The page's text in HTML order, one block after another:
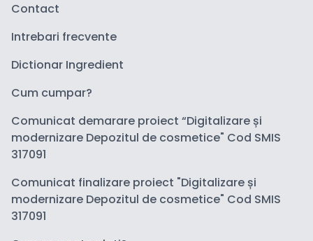
Contact
Intrebari frecvente
Dictionar Ingredient
Cum cumpar?
Comunicat demarare proiect “Digitalizare și
modernizare Depozitul de cosmetice" Cod SMIS
317091
Comunicat finalizare proiect "Digitalizare și
modernizare Depozitul de cosmetice" Cod SMIS
317091